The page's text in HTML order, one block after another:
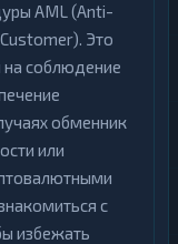
AML (Anti-
Это
на соблюдение
обменник
или
с
избежать